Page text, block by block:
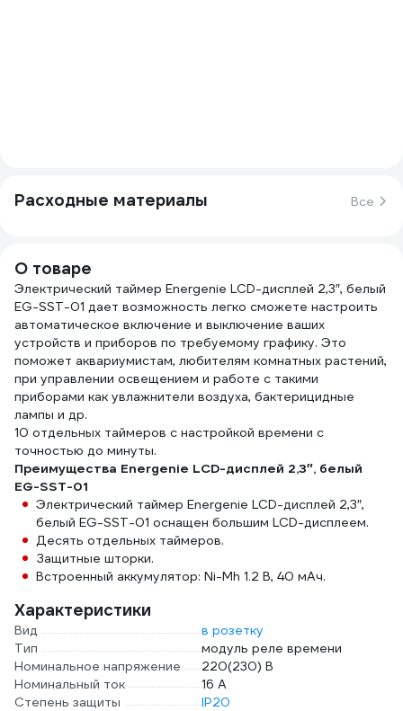
Расходные материалы Все
О товаре
Электрический таймер Energenie LCD-дисплей 2,3″, белый
EG-SST-01 дает возможность легко сможете настроить
автоматическое включение и выключение ваших
устройств и приборов по требуемому графику. Это
поможет аквариумистам, любителям комнатных растений,
при управлении освещением и работе с такими
приборами как увлажнители воздуха, бактерицидные
лампы и др.
10 отдельных таймеров с настройкой времени с
точностью до минуты.
Преимущества Energenie LCD-дисплей 2,3″, белый
EG-SST-01
Электрический таймер Energenie LCD-дисплей 2,3″,
белый EG-SST-01 оснащен большим LCD-дисплеем.
Десять отдельных таймеров.
Защитные шторки.
Встроенный аккумулятор: Ni-Mh 1.2 В, 40 мАч.
Характеристики
Вид
в розетку
Тип
модуль реле времени
Номинальное напряжение
220(230) В
Номинальный ток
16 А
Степень защиты
IP20